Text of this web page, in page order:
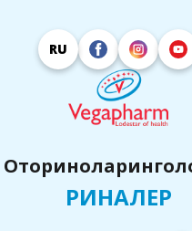
RU
РИНАЛЕР